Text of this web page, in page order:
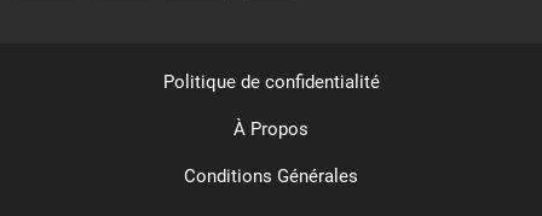
Politique de confidentialité
À Propos
Conditions Générales